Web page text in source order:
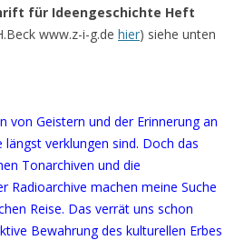
für Ideengeschichte Heft
www.z-i-g.de hier) siehe unten
von Geistern und der Erinnerung an
verklungen sind. Doch das
Tonarchiven und die
Radioarchive machen meine Suche
Reise. Das verrät uns schon
Bewahrung des kulturellen Erbes